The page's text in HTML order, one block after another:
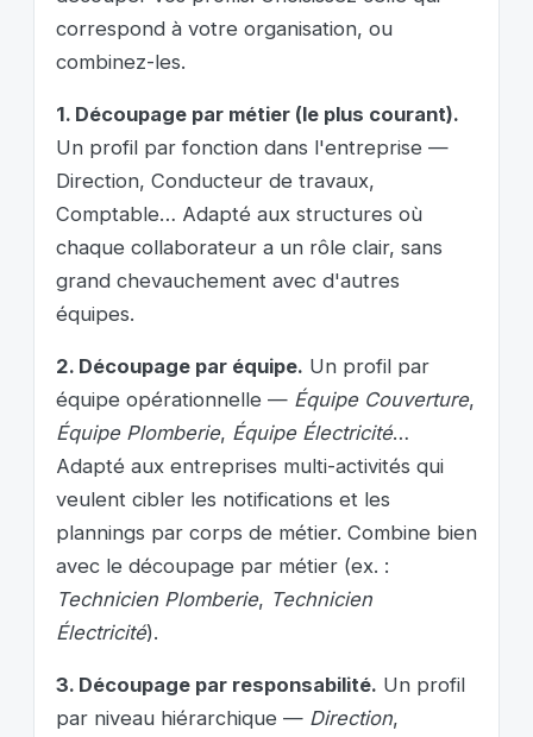
correspond à votre organisation, ou
combinez-les.
1. Découpage par métier (le plus courant).
Un profil par fonction dans l'entreprise —
Direction, Conducteur de travaux,
Comptable… Adapté aux structures où
chaque collaborateur a un rôle clair, sans
grand chevauchement avec d'autres
équipes.
2. Découpage par équipe. Un profil par
équipe opérationnelle — Équipe Couverture,
Équipe Plomberie, Équipe Électricité…
Adapté aux entreprises multi-activités qui
veulent cibler les notifications et les
plannings par corps de métier. Combine bien
avec le découpage par métier (ex. :
Technicien Plomberie, Technicien
Électricité).
3. Découpage par responsabilité. Un profil
par niveau hiérarchique — Direction,